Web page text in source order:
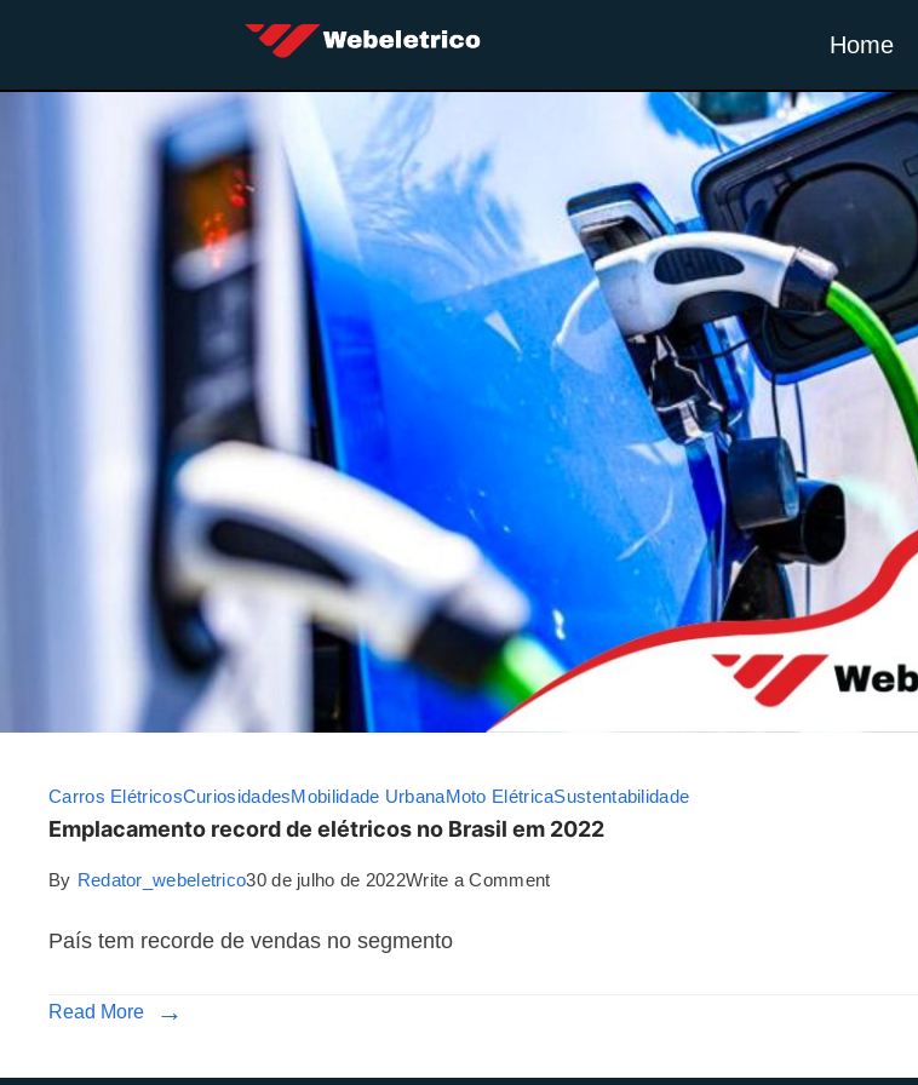
Home
Carros ElétricosCuriosidadesMobilidade UrbanaMoto ElétricaSustentabilidade
Emplacamento record de elétricos no Brasil em 2022
By Redator_webeletrico30 de julho de 2022Write a Comment
País tem recorde de vendas no segmento
Read More